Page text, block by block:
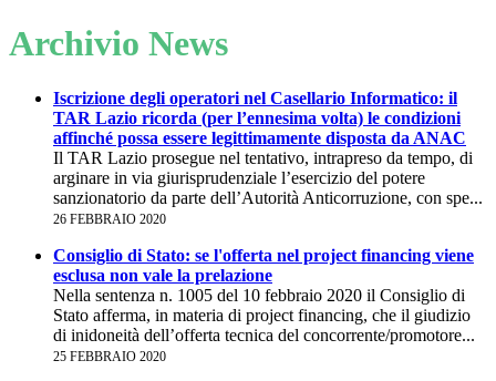
Archivio News
Iscrizione degli operatori nel Casellario Informatico: il
TAR Lazio ricorda (per l’ennesima volta) le condizioni
affinché possa essere legittimamente disposta da ANAC
Il TAR Lazio prosegue nel tentativo, intrapreso da tempo, di
arginare in via giurisprudenziale l’esercizio del potere
sanzionatorio da parte dell’Autorità Anticorruzione, con spe...
26 FEBBRAIO 2020
Consiglio di Stato: se l'offerta nel project financing viene
esclusa non vale la prelazione
Nella sentenza n. 1005 del 10 febbraio 2020 il Consiglio di
Stato afferma, in materia di project financing, che il giudizio
di inidoneità dell’offerta tecnica del concorrente/promotore...
25 FEBBRAIO 2020